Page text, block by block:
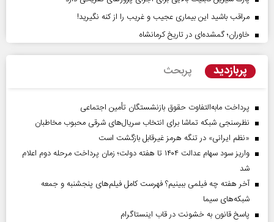
مراقب باشید این بیماری عجیب و غریب را از کنه نگیرید!
خاوران؛ گمشده‌ای در تاریخ کرمانشاه
پربازدید پربحث
پرداخت مابه‌التفاوت حقوق بازنشستگان تأمین اجتماعی
نظرسنجی شبکه تماشا برای انتخاب سریال‌های شرقی محبوب مخاطبان
«نظم ایرانی» در تنگه هرمز غیرقابل بازگشت است
واریز سود سهام عدالت ۱۴۰۴ تا هفته دولت؛ زمان پرداخت مرحله دوم اعلام
شد
آخر هفته چه فیلمی ببینیم؟ فهرست کامل فیلم‌های پنجشنبه و جمعه
شبکه‌های سیما
پاسخ قانون به خشونت در قاب اینستاگرام